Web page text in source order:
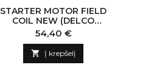
STARTER MOTOR FIELD
COIL NEW (DELCO
REMY) -ITO N232864
DELCO REMY-CN
Kaina
54,40 €
 Į krepšelį